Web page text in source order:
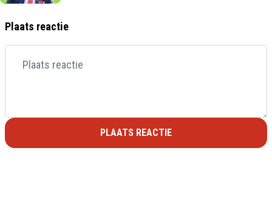
Plaats reactie
PLAATS REACTIE